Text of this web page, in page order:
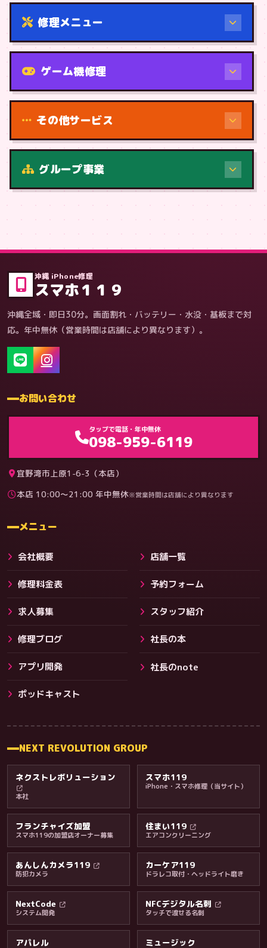
その他サービス
料金・保証・ご案内
修理メニュー
機種から
症状・内容から
料金
ゲーム機修理
その他サービス
グループ事業
沖縄 iPhone修理
スマホ１１９
沖縄全域・即日30分。画面割れ・バッテリー・水没・基板まで対
応。年中無休（営業時間は店舗により異なります）。
お問い合わせ
タップで電話・年中無休
098-959-6119
宜野湾市上原1-6-3（本店）
本店 10:00〜21:00 年中無休※営業時間は店舗により異なります
メニュー
会社概要 店舗一覧
修理料金表 予約フォーム
求人募集 スタッフ紹介
修理ブログ 社長の本
アプリ開発 社長のnote
ポッドキャスト
NEXT REVOLUTION GROUP
ネクストレボリューション
本社
スマホ119
iPhone・スマホ修理（当サイト）
フランチャイズ加盟
スマホ119の加盟店オーナー募集
住まい119
エアコンクリーニング
あんしんカメラ119
防犯カメラ
カーケア119
ドラレコ取付・ヘッドライト磨き
NextCode
システム開発
NFCデジタル名刺
タッチで渡せる名刺
アパレル ミュージック